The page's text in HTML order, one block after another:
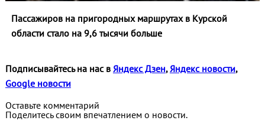
Пассажиров на пригородных маршрутах в Курской
области стало на 9,6 тысячи больше
Подписывайтесь на нас в Яндекс Дзен,Яндекс новости,
Google новости
Оставьте комментарий
Поделитесь своим впечатлением о новости.